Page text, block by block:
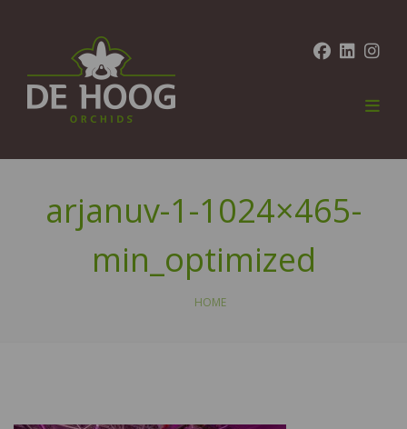
arjanuv-1-1024×465-
min_optimized
HOME